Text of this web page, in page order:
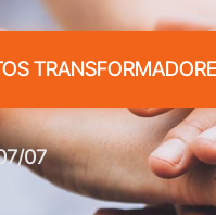
07